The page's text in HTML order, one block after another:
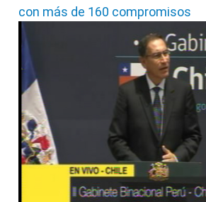
con más de 160 compromisos